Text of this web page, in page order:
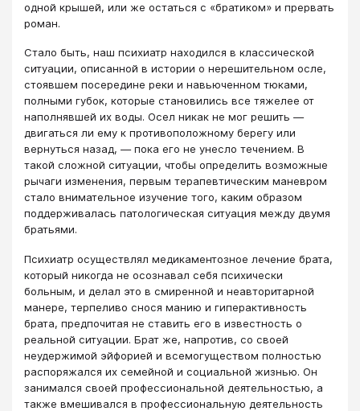
одной крышей, или же остаться с «братиком» и прервать
роман.
Стало быть, наш психиатр находился в классической
ситуации, описанной в истории о нерешительном осле,
стоявшем посередине реки и навьюченном тюками,
полными губок, которые становились все тяжелее от
наполнявшей их воды. Осел никак не мог решить —
двигаться ли ему к противоположному берегу или
вернуться назад, — пока его не унесло течением. В
такой сложной ситуации, чтобы определить возможные
рычаги изменения, первым терапевтическим маневром
стало внимательное изучение того, каким образом
поддерживалась патологическая ситуация между двумя
братьями.
Психиатр осуществлял медикаментозное лечение брата,
который никогда не осознавал себя психически
больным, и делал это в смиренной и неавторитарной
манере, терпеливо снося манию и гиперактивность
брата, предпочитая не ставить его в известность о
реальной ситуации. Брат же, напротив, со своей
неудержимой эйфорией и всемогуществом полностью
распоряжался их семейной и социальной жизнью. Он
занимался своей профессиональной деятельностью, а
также вмешивался в профессиональную деятельность